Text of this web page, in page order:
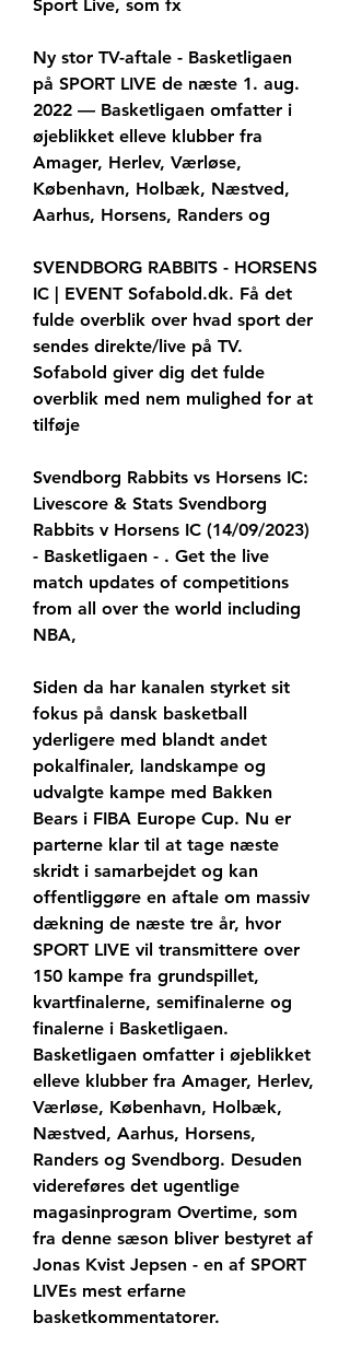
Sport Live, som fx
Ny stor TV-aftale - Basketligaen
på SPORT LIVE de næste 1. aug.
2022 — Basketligaen omfatter i
øjeblikket elleve klubber fra
Amager, Herlev, Værløse,
København, Holbæk, Næstved,
Aarhus, Horsens, Randers og
SVENDBORG RABBITS - HORSENS
IC | EVENT Sofabold.dk. Få det
fulde overblik over hvad sport der
sendes direkte/live på TV.
Sofabold giver dig det fulde
overblik med nem mulighed for at
tilføje
Svendborg Rabbits vs Horsens IC:
Livescore & Stats Svendborg
Rabbits v Horsens IC (14/09/2023)
- Basketligaen - . Get the live
match updates of competitions
from all over the world including
NBA,
Siden da har kanalen styrket sit
fokus på dansk basketball
yderligere med blandt andet
pokalfinaler, landskampe og
udvalgte kampe med Bakken
Bears i FIBA Europe Cup. Nu er
parterne klar til at tage næste
skridt i samarbejdet og kan
offentliggøre en aftale om massiv
dækning de næste tre år, hvor
SPORT LIVE vil transmittere over
150 kampe fra grundspillet,
kvartfinalerne, semifinalerne og
finalerne i Basketligaen.
Basketligaen omfatter i øjeblikket
elleve klubber fra Amager, Herlev,
Værløse, København, Holbæk,
Næstved, Aarhus, Horsens,
Randers og Svendborg. Desuden
videreføres det ugentlige
magasinprogram Overtime, som
fra denne sæson bliver bestyret af
Jonas Kvist Jepsen - en af SPORT
LIVEs mest erfarne
basketkommentatorer.